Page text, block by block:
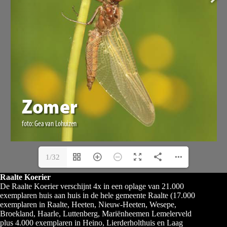
1/32
Raalte Koerier
De Raalte Koerier verschijnt 4x in een oplage van 21.000
exemplaren huis aan huis in de hele gemeente Raalte (17.000
exemplaren in Raalte, Heeten, Nieuw-Heeten, Wesepe,
Broekland, Haarle, Luttenberg, Mariënheemen Lemelerveld
plus 4.000 exemplaren in Heino, Lierderholthuis en Laag